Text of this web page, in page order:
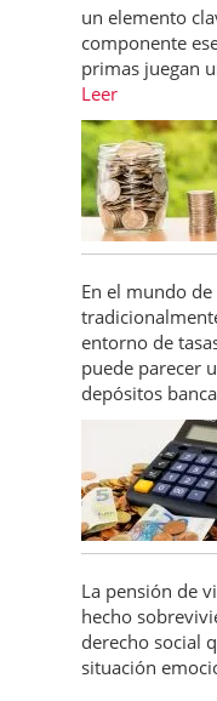
un elemento
componente
primas juegan
Leer
En el mundo
entorno de
puede parecer
depósitos
La pensión de
hecho
derecho social
situación